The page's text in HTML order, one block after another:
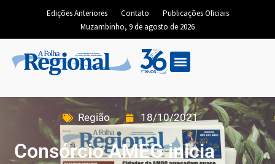
Edições Anteriores Contato
Publicações Oficiais
Muzambinho, 9 de agosto de 2026
Região 18/10/2021
Consórcio AMEG inicia